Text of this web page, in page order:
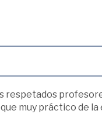
respetados
muy práctico de la